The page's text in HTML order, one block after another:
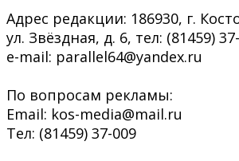
Адрес редакции: 186930, г.
ул. Звёздная, д. 6, тел: (81459)
e-mail: parallel64@yandex.ru
По вопросам рекламы:
Email: kos-media@mail.ru
Тел: (81459) 37-009